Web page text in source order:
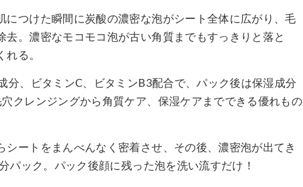
につけた瞬間に炭酸の濃密な泡がシート全体に広がり、毛
。濃密なモコモコ泡が古い角質までもすっきりと落と
れる。
分、ビタミンC、ビタミンB3配合で、パック後は保湿成分
クレンジングから角質ケア、保湿ケアまでできる優れもの
ートをまんべんなく密着させ、その後、濃密泡が出てき
パック。パック後顔に残った泡を洗い流すだけ！